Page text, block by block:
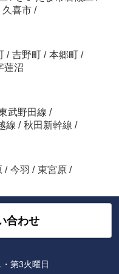
久喜市 /
/ 吉野町 / 本郷町 /
蓮沼
武野田線 /
線 / 秋田新幹線 /
/ 今羽 / 東宮原 /
合わせ
第3火曜日